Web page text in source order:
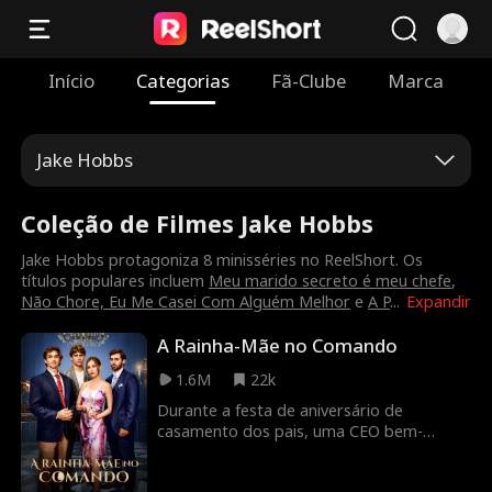
Início Categorias Fã-Clube Marca
Jake Hobbs
Coleção de Filmes Jake Hobbs
Expandir
Jake Hobbs protagoniza 8 minisséries no ReelShort. Os
títulos populares incluem Meu marido secreto é meu chefe,
Não Chore, Eu Me Casei Com Alguém Melhor eA P...
A Rainha-Mãe no Comando
1.6M
22k
Durante a festa de aniversário de
casamento dos pais, uma CEO bem-